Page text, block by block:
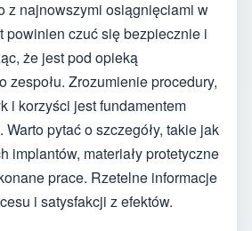
z najnowszymi osiągnięciami w
powinien czuć się bezpiecznie i
że jest pod opieką
zespołu. Zrozumienie procedury,
i korzyści jest fundamentem
pytać o szczegóły, takie jak
implantów, materiały protetyczne
prace. Rzetelne informacje
i satysfakcji z efektów.